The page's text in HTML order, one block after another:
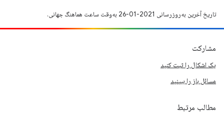
تاریخ آخرین به‌روزرسانی 2021-01-26 به‌وقت ساعت هماهنگ جهانی.
مشارکت
یک اشکال را ثبت کنید
مسائل باز را ببینید
مطالب مرتبط